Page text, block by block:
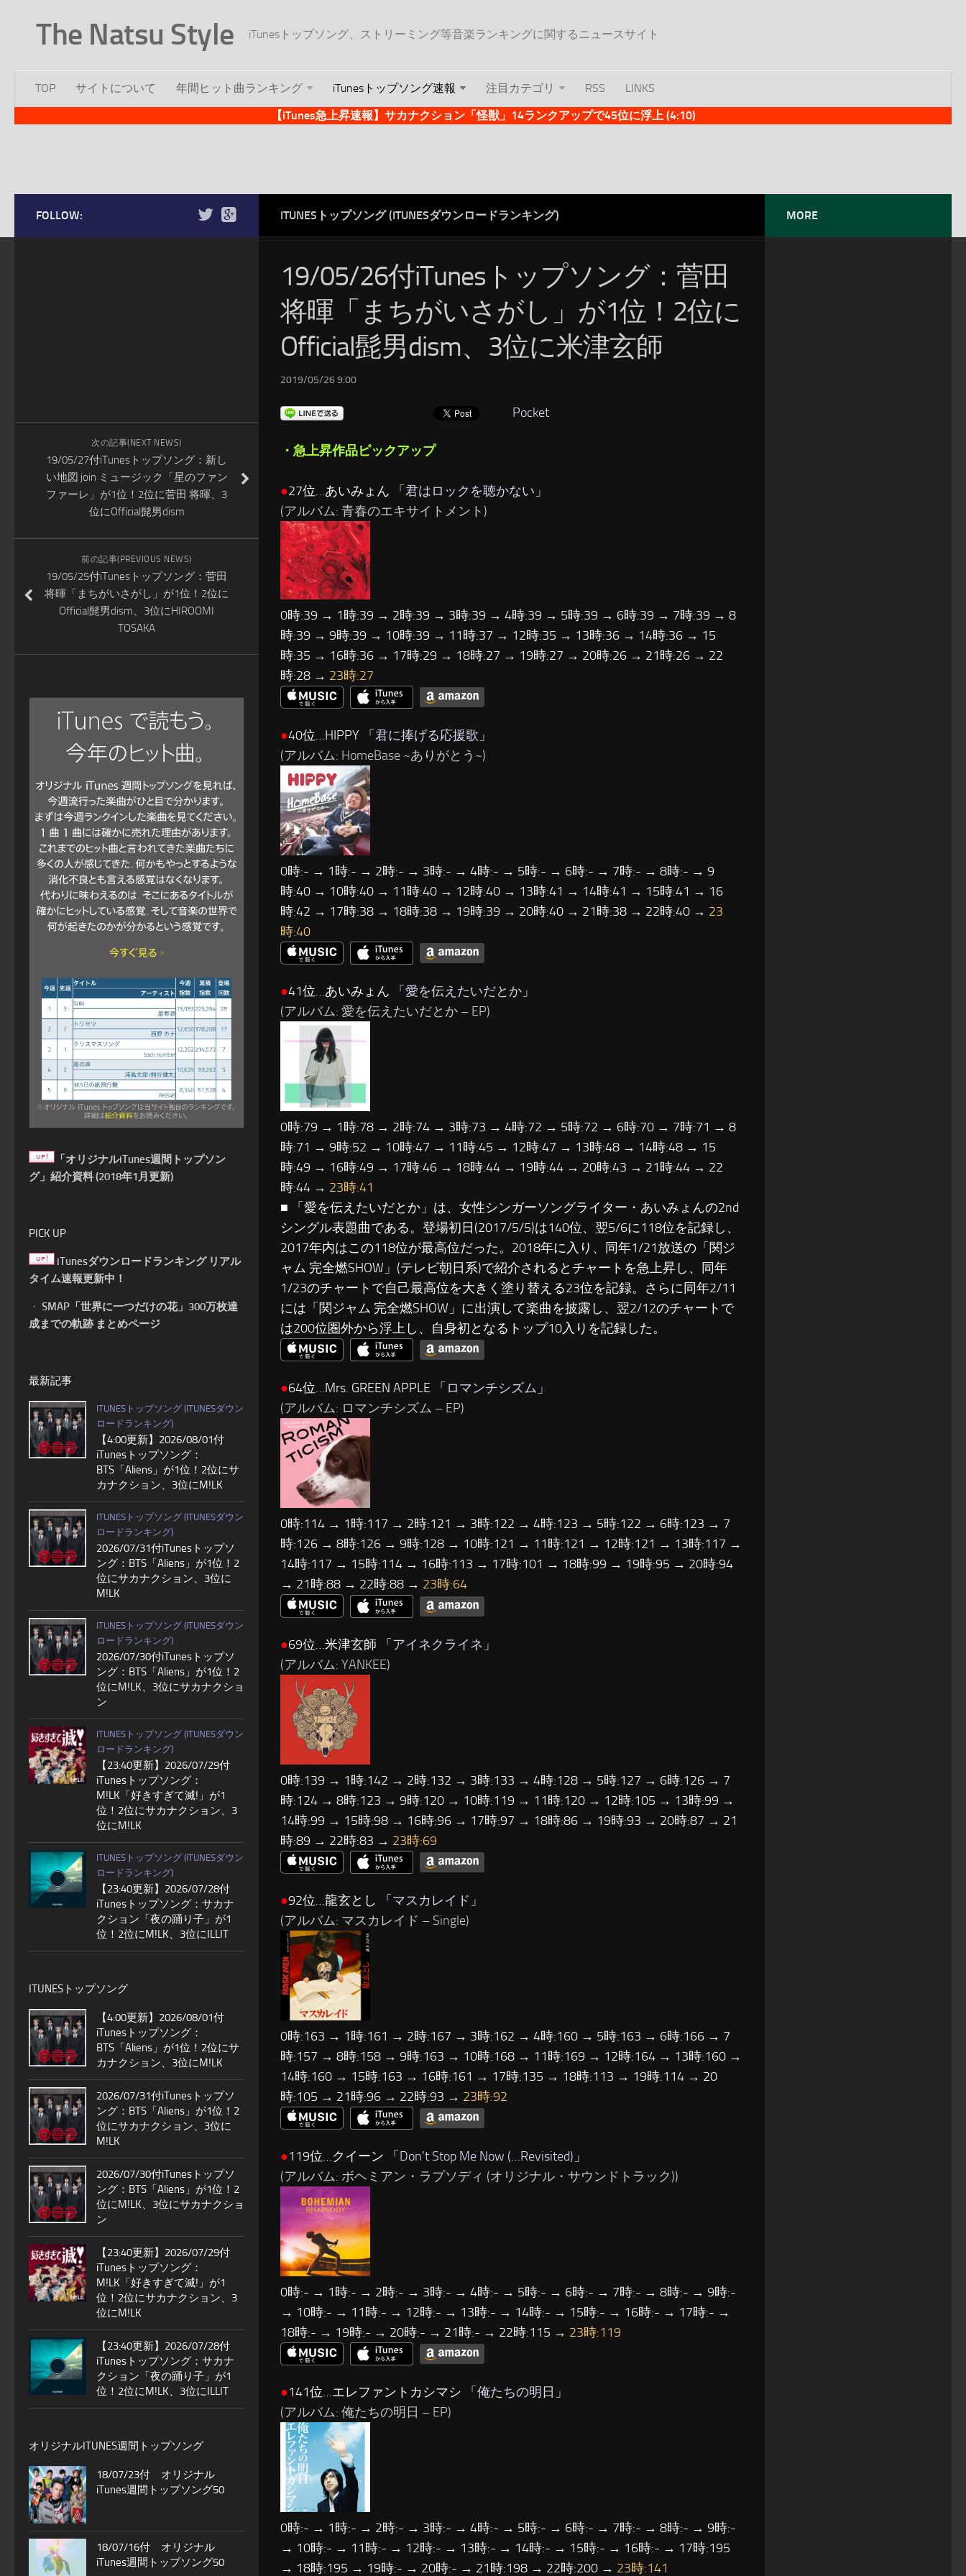
The Natsu Style iTunesトップソング、ストリーミング等音楽ランキングに関するニュースサイト
TOP サイトについて 年間ヒット曲ランキング iTunesトップソング速報 注目カテゴリ RSS
LINKS
【iTunes急上昇速報】サカナクション「怪獣」14ランクアップで45位に浮上 (4:10)
ITUNESトップソング (ITUNESダウンロードランキング)
19/05/26付iTunesトップソング：菅田
将暉「まちがいさがし」が1位！2位に
Official髭男dism、3位に米津玄師
2019/05/26 9:00
Pocket
・急上昇作品ピックアップ
●27位…あいみょん 「 君はロックを聴かない 」
(アルバム: 青春のエキサイトメント)
0時:39 → 1時:39 → 2時:39 → 3時:39 → 4時:39 → 5時:39 → 6時:39 → 7時:39 → 8
時:39 → 9時:39 → 10時:39 → 11時:37 → 12時:35 → 13時:36 → 14時:36 → 15
時:35 → 16時:36 → 17時:29 → 18時:27 → 19時:27 → 20時:26 → 21時:26 → 22
時:28 → 23時:27
●40位…HIPPY 「 君に捧げる応援歌 」
(アルバム: HomeBase ~ありがとう~)
0時:- → 1時:- → 2時:- → 3時:- → 4時:- → 5時:- → 6時:- → 7時:- → 8時:- → 9
時:40 → 10時:40 → 11時:40 → 12時:40 → 13時:41 → 14時:41 → 15時:41 → 16
時:42 → 17時:38 → 18時:38 → 19時:39 → 20時:40 → 21時:38 → 22時:40 → 23
時:40
●41位…あいみょん 「 愛を伝えたいだとか 」
(アルバム: 愛を伝えたいだとか – EP)
0時:79 → 1時:78 → 2時:74 → 3時:73 → 4時:72 → 5時:72 → 6時:70 → 7時:71 → 8
時:71 → 9時:52 → 10時:47 → 11時:45 → 12時:47 → 13時:48 → 14時:48 → 15
時:49 → 16時:49 → 17時:46 → 18時:44 → 19時:44 → 20時:43 → 21時:44 → 22
時:44 → 23時:41
■ 「愛を伝えたいだとか」は、女性シンガーソングライター・あいみょんの2nd
シングル表題曲である。登場初日(2017/5/5)は140位、翌5/6に118位を記録し、
2017年内はこの118位が最高位だった。2018年に入り、同年1/21放送の「関ジ
ャム 完全燃SHOW」(テレビ朝日系)で紹介されるとチャートを急上昇し、同年
1/23のチャートで自己最高位を大きく塗り替える23位を記録。さらに同年2/11
には「関ジャム 完全燃SHOW」に出演して楽曲を披露し、翌2/12のチャートで
は200位圏外から浮上し、自身初となるトップ10入りを記録した。
●64位…Mrs. GREEN APPLE 「 ロマンチシズム 」
(アルバム: ロマンチシズム – EP)
0時:114 → 1時:117 → 2時:121 → 3時:122 → 4時:123 → 5時:122 → 6時:123 → 7
時:126 → 8時:126 → 9時:128 → 10時:121 → 11時:121 → 12時:121 → 13時:117 →
14時:117 → 15時:114 → 16時:113 → 17時:101 → 18時:99 → 19時:95 → 20時:94
→ 21時:88 → 22時:88 → 23時:64
●69位…米津玄師 「アイネクライネ 」
(アルバム: YANKEE)
0時:139 → 1時:142 → 2時:132 → 3時:133 → 4時:128 → 5時:127 → 6時:126 → 7
時:124 → 8時:123 → 9時:120 → 10時:119 → 11時:120 → 12時:105 → 13時:99 →
14時:99 → 15時:98 → 16時:96 → 17時:97 → 18時:86 → 19時:93 → 20時:87 → 21
時:89 → 22時:83 → 23時:69
●92位…龍玄とし 「 マスカレイド 」
(アルバム: マスカレイド – Single)
0時:163 → 1時:161 → 2時:167 → 3時:162 → 4時:160 → 5時:163 → 6時:166 → 7
時:157 → 8時:158 → 9時:163 → 10時:168 → 11時:169 → 12時:164 → 13時:160 →
14時:160 → 15時:163 → 16時:161 → 17時:135 → 18時:113 → 19時:114 → 20
時:105 → 21時:96 → 22時:93 → 23時:92
●119位…クイーン 「 Don’t Stop Me Now (…Revisited) 」
(アルバム: ボヘミアン・ラプソディ (オリジナル・サウンドトラック))
0時:- → 1時:- → 2時:- → 3時:- → 4時:- → 5時:- → 6時:- → 7時:- → 8時:- → 9時:-
→ 10時:- → 11時:- → 12時:- → 13時:- → 14時:- → 15時:- → 16時:- → 17時:- →
18時:- → 19時:- → 20時:- → 21時:- → 22時:115 → 23時:119
●141位…エレファントカシマシ 「 俺たちの明日 」
(アルバム: 俺たちの明日 – EP)
0時:- → 1時:- → 2時:- → 3時:- → 4時:- → 5時:- → 6時:- → 7時:- → 8時:- → 9時:-
→ 10時:- → 11時:- → 12時:- → 13時:- → 14時:- → 15時:- → 16時:- → 17時:195
→ 18時:195 → 19時:- → 20時:- → 21時:198 → 22時:200 → 23時:141
FOLLOW:
次の記事(NEXT NEWS)
19/05/27付iTunesトップソング：新し
い地図 join ミュージック「星のファン
ファーレ」が1位！2位に菅田 将暉、3
位にOfficial髭男dism
前の記事(PREVIOUS NEWS)
19/05/25付iTunesトップソング：菅田
将暉「まちがいさがし」が1位！2位に
Official髭男dism、3位にHIROOMI
TOSAKA
「オリジナルiTunes週間トップソン
グ」紹介資料 (2018年1月更新)
PICK UP
iTunesダウンロードランキング リアル
タイム速報更新中！
・ SMAP「世界に一つだけの花」300万枚達
成までの軌跡 まとめページ
最新記事
ITUNESトップソング (ITUNESダウン
ロードランキング)
【4:00更新】2026/08/01付
iTunesトップソング：
BTS「Aliens」が1位！2位にサ
カナクション、3位にM!LK
ITUNESトップソング (ITUNESダウン
ロードランキング)
2026/07/31付iTunesトップソ
ング：BTS「Aliens」が1位！2
位にサカナクション、3位に
M!LK
ITUNESトップソング (ITUNESダウン
ロードランキング)
2026/07/30付iTunesトップソ
ング：BTS「Aliens」が1位！2
位にM!LK、3位にサカナクショ
ン
ITUNESトップソング (ITUNESダウン
ロードランキング)
【23:40更新】2026/07/29付
iTunesトップソング：
M!LK「好きすぎて滅!」が1
位！2位にサカナクション、3
位にM!LK
ITUNESトップソング (ITUNESダウン
ロードランキング)
【23:40更新】2026/07/28付
iTunesトップソング：サカナ
クション「夜の踊り子」が1
位！2位にM!LK、3位にILLIT
ITUNESトップソング
【4:00更新】2026/08/01付
iTunesトップソング：
BTS「Aliens」が1位！2位にサ
カナクション、3位にM!LK
2026/07/31付iTunesトップソ
ング：BTS「Aliens」が1位！2
位にサカナクション、3位に
M!LK
2026/07/30付iTunesトップソ
ング：BTS「Aliens」が1位！2
位にM!LK、3位にサカナクショ
ン
【23:40更新】2026/07/29付
iTunesトップソング：
M!LK「好きすぎて滅!」が1
位！2位にサカナクション、3
位にM!LK
【23:40更新】2026/07/28付
iTunesトップソング：サカナ
クション「夜の踊り子」が1
位！2位にM!LK、3位にILLIT
オリジナルITUNES週間トップソング
18/07/23付 オリジナル
iTunes週間トップソング50
18/07/16付 オリジナル
iTunes週間トップソング50
MORE